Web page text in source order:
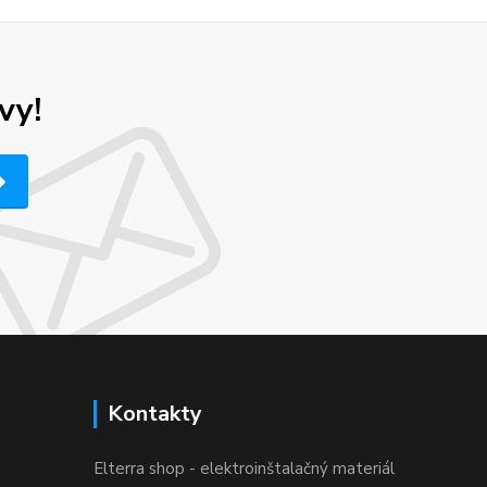
Kontakty
Elterra shop - elektroinštalačný materiál